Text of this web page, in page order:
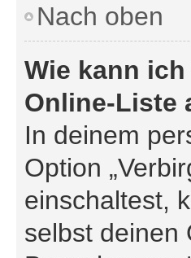
Nach oben
Wie kann
Online-Liste
In deinem
Option
einschaltest,
selbst deinen